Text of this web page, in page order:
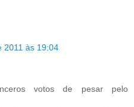
2011 às 19:04
votos de pesar pelo